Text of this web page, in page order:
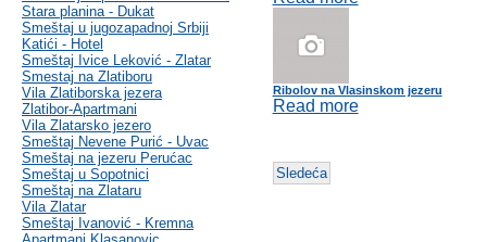
Stara planina - Dukat
Smeštaj u jugozapadnoj Srbiji
Katići - Hotel
Smeštaj Ivice Leković - Zlatar
Smestaj na Zlatiboru
Vila Zlatiborska jezera
Zlatibor-Apartmani
Vila Zlatarsko jezero
Smeštaj Nevene Purić - Uvac
Smeštaj na jezeru Perućac
Smeštaj u Sopotnici
Smeštaj na Zlataru
Vila Zlatar
Smeštaj Ivanović - Kremna
Ribolov na Vlasinskom jezeru
Read more
Sledeća